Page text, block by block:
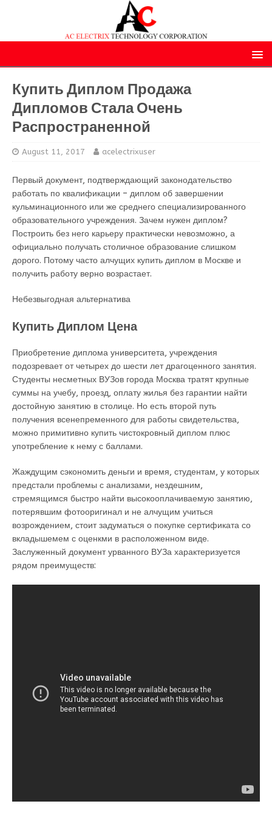
Купить Диплом Продажа
Дипломов Стала Очень
Распространенной
August 11, 2017 acelectrixuser
Первый документ, подтверждающий законодательство
работать по квалификации – диплом об завершении
кульминационного или же среднего специализированного
образовательного учреждения. Зачем нужен диплом?
Построить без него карьеру практически невозможно, а
официально получать столичное образование слишком
дорого. Потому часто алчущих купить диплом в Москве и
получить работу верно возрастает.
Небезвыгодная альтернатива
Купить Диплом Цена
Приобретение диплома университета, учреждения
подозревает от четырех до шести лет драгоценного занятия.
Студенты несметных ВУЗов города Москва тратят крупные
суммы на учебу, проезд, оплату жилья без гарантии найти
достойную занятию в столице. Но есть второй путь
получения всенепременного для работы свидетельства,
можно примитивно купить чистокровный диплом плюс
употребление к нему с баллами.
Жаждущим сэкономить деньги и время, студентам, у которых
предстали проблемы с анализами, нездешним,
стремящимся быстро найти высокооплачиваемую занятию,
потерявшим фотооригинал и не алчущим учиться
возрождением, стоит задуматься о покупке сертификата со
вкладышемем с оценкми в расположенном виде.
Заслуженный документ урванного ВУЗа характеризуется
рядом преимуществ: